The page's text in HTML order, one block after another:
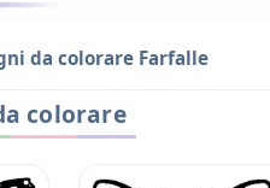
da colorare Farfalle
colorare